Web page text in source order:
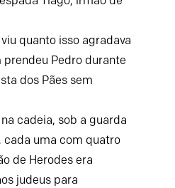
quanto isso agradava
Pedro durante
dos Pães sem
cadeia, sob a guarda
cada uma com quatro
de Herodes era
judeus para